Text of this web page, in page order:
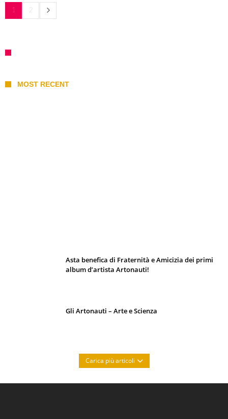
1 2
MOST RECENT
Asta benefica di Fraternità e Amicizia dei primi
album d’artista Artonauti!
Gli Artonauti – Arte e Scienza
Carica più articoli